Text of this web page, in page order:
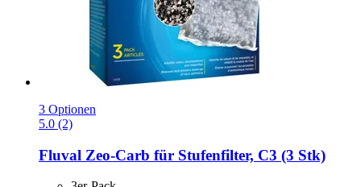
3 Optionen
5.0 (2)
Fluval Zeo-​Carb für Stufenfilter, C3 (3 Stk)